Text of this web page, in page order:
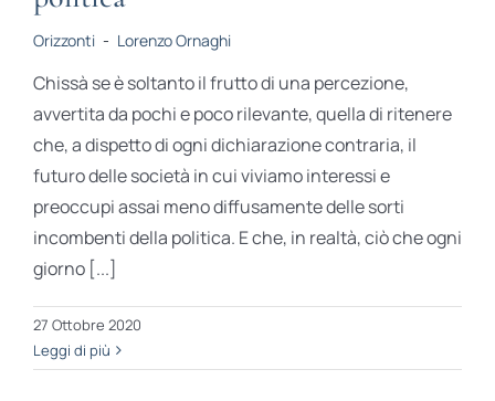
Orizzonti - Lorenzo Ornaghi
Chissà se è soltanto il frutto di una percezione,
avvertita da pochi e poco rilevante, quella di ritenere
che, a dispetto di ogni dichiarazione contraria, il
futuro delle società in cui viviamo interessi e
preoccupi assai meno diffusamente delle sorti
incombenti della politica. E che, in realtà, ciò che ogni
giorno [...]
27 Ottobre 2020
Leggi di più